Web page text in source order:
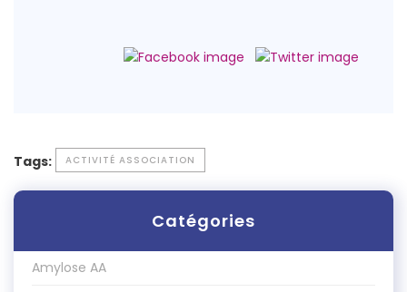
Tags: ACTIVITÉ ASSOCIATION
Catégories
Amylose AA